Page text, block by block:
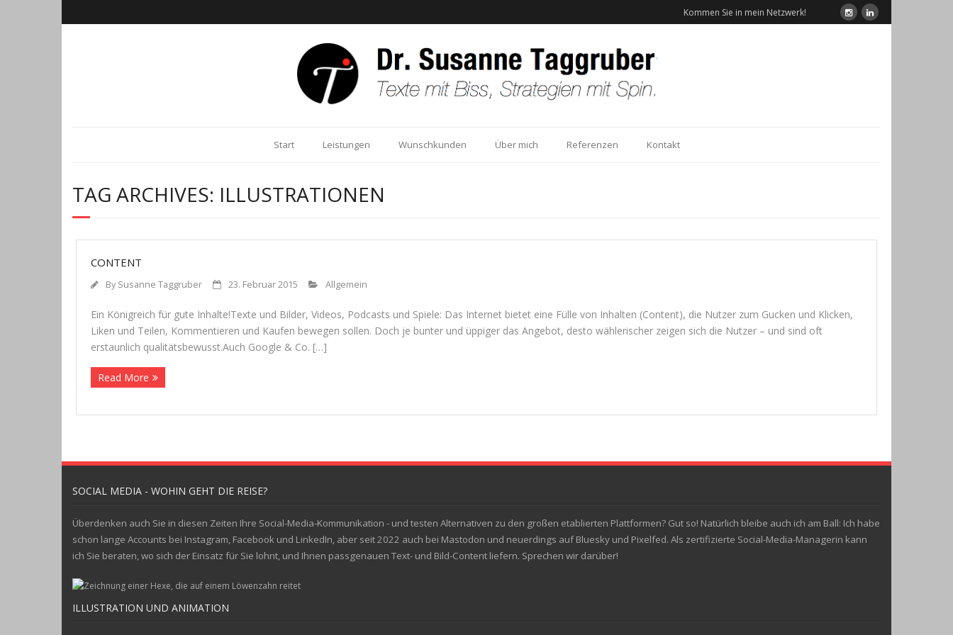
Kommen Sie in mein Netzwerk!
Start Leistungen Wunschkunden Über mich Referenzen Kontakt
TAG ARCHIVES: ILLUSTRATIONEN
CONTENT
By Susanne Taggruber 23. Februar 2015 Allgemein
Ein König­reich für gute Inhalte!Texte und Bil­der, Videos, Pod­casts und Spiele: Das Inter­net bie­tet eine Fülle von Inhal­ten (Con­tent), die Nut­zer zum Gucken und Kli­cken,
Liken und Tei­len, Kom­men­tie­ren und Kau­fen bewe­gen sol­len. Doch je bun­ter und üppi­ger das Ange­bot, desto wäh­le­ri­scher zei­gen sich die Nut­zer – und sind oft
erstaun­lich qualitätsbewusst.Auch Google & Co. […]
Read More
SOCIAL MEDIA - WOHIN GEHT DIE REISE?
Überdenken auch Sie in diesen Zeiten Ihre Social-Media-Kommunikation - und testen Alternativen zu den großen etablierten Plattformen? Gut so! Natürlich bleibe auch ich am Ball: Ich habe
schon lange Accounts bei Instagram, Facebook und LinkedIn, aber seit 2022 auch bei Mastodon und neuerdings auf Bluesky und Pixelfed. Als zertifizierte Social-Media-Managerin kann
ich Sie beraten, wo sich der Einsatz für Sie lohnt, und Ihnen passgenauen Text- und Bild-Content liefern. Sprechen wir darüber!
ILLUSTRATION UND ANIMATION